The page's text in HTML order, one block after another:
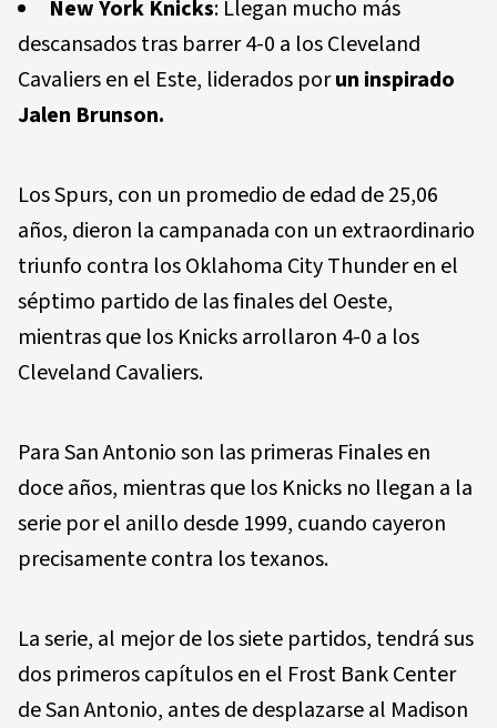
New York Knicks: Llegan mucho más
descansados tras barrer 4-0 a los Cleveland
Cavaliers en el Este, liderados porun inspirado
Jalen Brunson.
Los Spurs, con un promedio de edad de 25,06
años, dieron la campanada con un extraordinario
triunfo contra los Oklahoma City Thunder en el
séptimo partido de las finales del Oeste,
mientras que los Knicks arrollaron 4-0 a los
Cleveland Cavaliers.
Para San Antonio son las primeras Finales en
doce años, mientras que los Knicks no llegan a la
serie por el anillo desde 1999, cuando cayeron
precisamente contra los texanos.
La serie, al mejor de los siete partidos, tendrá sus
dos primeros capítulos en el Frost Bank Center
de San Antonio, antes de desplazarse al Madison